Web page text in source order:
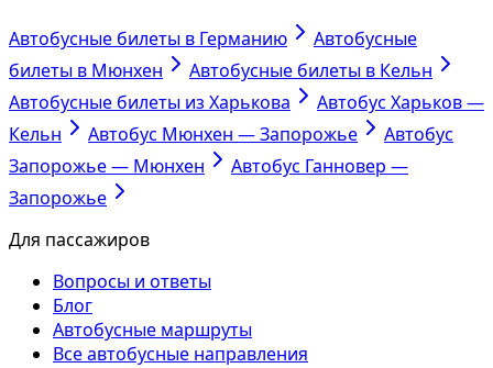
Автобусные билеты в Германию
Автобусные
билеты в Мюнхен
Автобусные билеты в Кельн
Автобусные билеты из Харькова
Автобус Харьков —
Кельн
Автобус Мюнхен — Запорожье
Автобус
Запорожье — Мюнхен
Автобус Ганновер —
Запорожье
Для пассажиров
Вопросы и ответы
Блог
Автобусные маршруты
Все автобусные направления